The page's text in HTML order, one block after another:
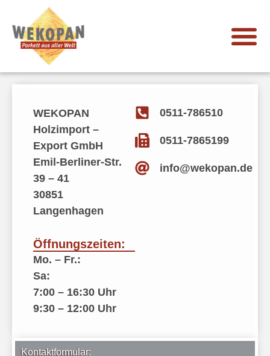
WEKOPAN
Holzimport –
Export GmbH
Emil-Berliner-Str.
39 – 41
30851
Langenhagen
Öffnungszeiten:
Mo. – Fr.:
Sa:
7:00 – 16:30 Uhr
9:30 – 12:00 Uhr
0511-786510
0511-7865199
info@wekopan.de
Kontaktformular: